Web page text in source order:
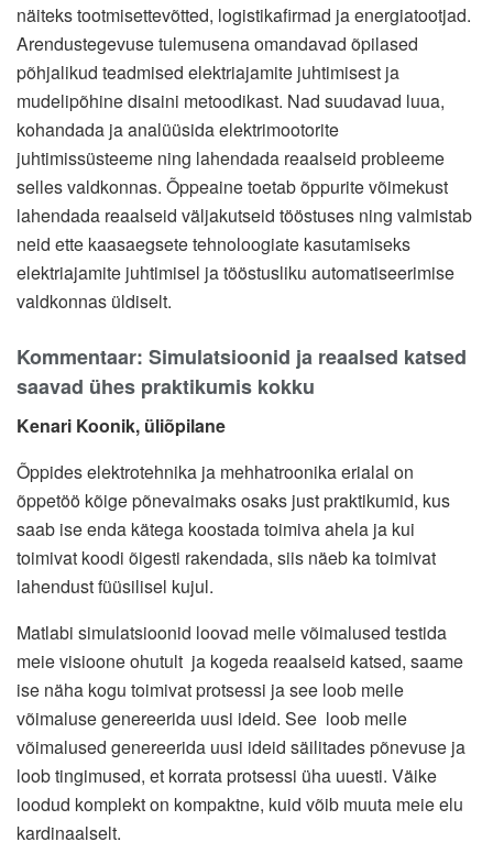
näiteks tootmisettevõtted, logistikafirmad ja energiatootjad.
Arendustegevuse tulemusena omandavad õpilased
põhjalikud teadmised elektriajamite juhtimisest ja
mudelipõhine disaini metoodikast. Nad suudavad luua,
kohandada ja analüüsida elektrimootorite
juhtimissüsteeme ning lahendada reaalseid probleeme
selles valdkonnas. Õppeaine toetab õppurite võimekust
lahendada reaalseid väljakutseid tööstuses ning valmistab
neid ette kaasaegsete tehnoloogiate kasutamiseks
elektriajamite juhtimisel ja tööstusliku automatiseerimise
valdkonnas üldiselt.
Kommentaar: Simulatsioonid ja reaalsed katsed
saavad ühes praktikumis kokku
Kenari Koonik, üliõpilane
Õppides elektrotehnika ja mehhatroonika erialal on
õppetöö kõige põnevaimaks osaks just praktikumid, kus
saab ise enda kätega koostada toimiva ahela ja kui
toimivat koodi õigesti rakendada, siis näeb ka toimivat
lahendust füüsilisel kujul.
Matlabi simulatsioonid loovad meile võimalused testida
meie visioone ohutult ja kogeda reaalseid katsed, saame
ise näha kogu toimivat protsessi ja see loob meile
võimaluse genereerida uusi ideid. See loob meile
võimalused genereerida uusi ideid säilitades põnevuse ja
loob tingimused, et korrata protsessi üha uuesti. Väike
loodud komplekt on kompaktne, kuid võib muuta meie elu
kardinaalselt.